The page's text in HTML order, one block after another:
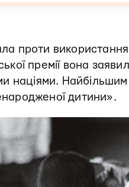
проти
премії вона
націями.
дитини».